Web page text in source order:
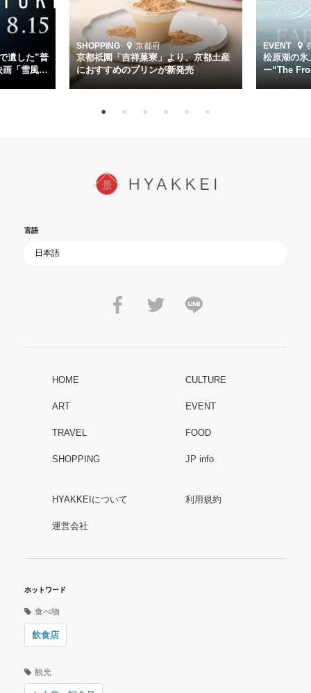
遺した”普
画「雪風
京都府
京都祇園「吉祥菓寮」より、京都土産
におすすめのプリンが新発売
松原湖の氷
ー“The
言語
HOME CULTURE
ART EVENT
TRAVEL FOOD
SHOPPING JP info
HYAKKEIについて 利用規約
運営会社
ホットワード
食べ物
飲食店
観光